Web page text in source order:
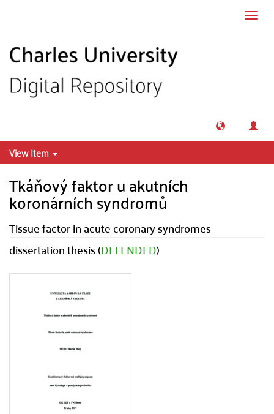
View Item
Tkáňový faktor u akutních
koronárních syndromů
Tissue factor in acute coronary syndromes
dissertation thesis (DEFENDED)